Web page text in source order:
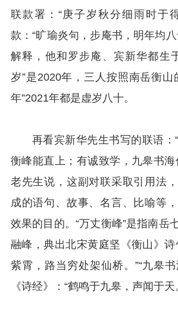
联款署：“庚子岁秋分细雨时于
款：“旷瑜炎句，步庵书，明年均
解释，他和罗步庵、宾新华都生
岁”是2020年，三人按照南岳衡山
年”2021年都是虚岁八十。
再看宾新华先生书写的联语：
衡峰能直上；有诚致学，九皋书海
老先生说，这副对联采取引用法
成的语句、故事、名言、比喻等
效果的目的。“万丈衡峰”是指南岳
融峰，典出北宋黄庭坚《衡山》诗
紫霄，路当穷处架仙桥。”“九皋书
《诗经》：“鹤鸣于九皋，声闻于天